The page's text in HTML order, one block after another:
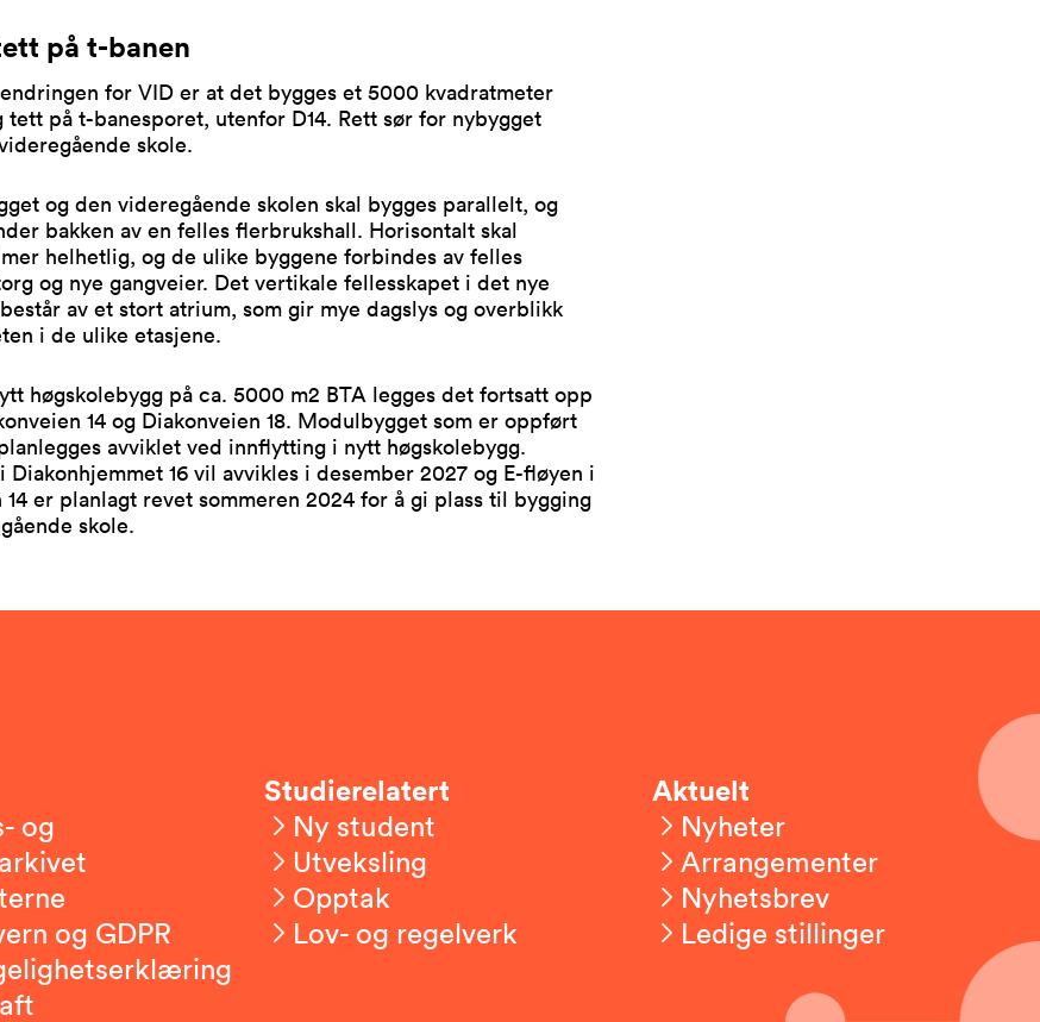
på t-banen
for VID er at det bygges et 5000 kvadratmeter
tett på t-banesporet, utenfor D14. Rett sør for nybygget
skole.
og den videregående skolen skal bygges parallelt, og
bakken av en felles flerbrukshall. Horisontalt skal
helhetlig, og de ulike byggene forbindes av felles
og nye gangveier. Det vertikale fellesskapet i det nye
av et stort atrium, som gir mye dagslys og overblikk
i de ulike etasjene.
høgskolebygg på ca. 5000 m2 BTA legges det fortsatt opp
14 og Diakonveien 18. Modulbygget som er oppført
avviklet ved innflytting i nytt høgskolebygg.
Diakonhjemmet 16 vil avvikles i desember 2027 og E-fløyen i
14 er planlagt revet sommeren 2024 for å gi plass til bygging
skole.
og
og GDPR
Studierelatert
Ny student
Utveksling
Opptak
Lov- og regelverk
Aktuelt
Nyheter
Arrangementer
Nyhetsbrev
Ledige stillinger